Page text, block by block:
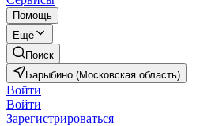
Помощь
Ещё
Поиск
Барыбино (Московская область)
Войти
Войти
Зарегистрироваться